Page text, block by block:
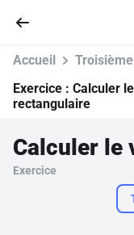
Parcourir
Accueil Troisième
Exercice : Calculer
rectangulaire
Exercice